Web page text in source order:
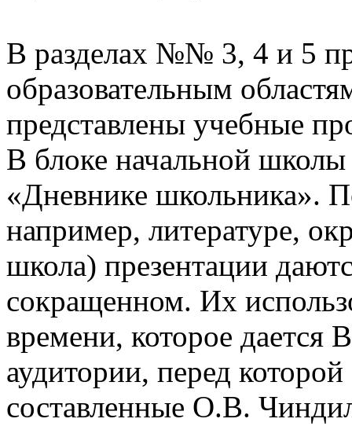
В разделах №№ 3, 4 и 5
образовательным
представлены учебные
В блоке начальной
«Дневнике школьника».
например, литературе,
школа) презентации
сокращенном. Их
времени, которое дается
аудитории, перед
составленные О.В.